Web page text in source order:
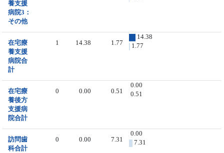
養支援
病院3：
その他
在宅療
養支援
病院合
計
1 14.38 1.77
14.38
1.77
在宅療
養後方
支援病
院合計
0 0.00 0.51
0.00
0.51
訪問歯
科合計
0 0.00 7.31
0.00
7.31